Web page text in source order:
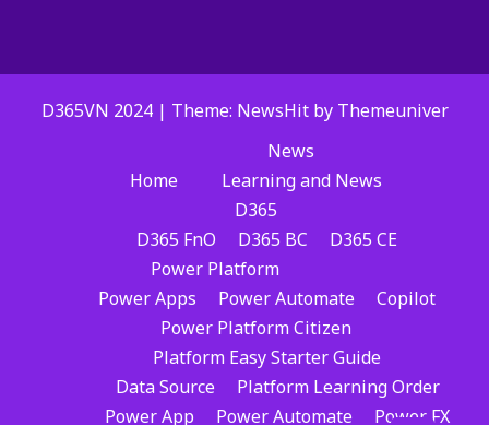
D365VN 2024 | Theme: NewsHit by Themeuniver
Home
News
Learning and News
D365
D365 FnO
D365 BC
D365 CE
Power Platform
Power Apps
Power Automate
Copilot
Power Platform Citizen
Platform Easy Starter Guide
Data Source
Platform Learning Order
Power App
Power Automate Power FX